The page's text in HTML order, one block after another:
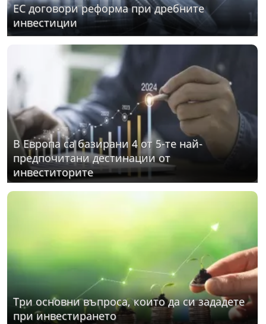
ЕС договори реформа при дребните
инвестиции
В Европа са базирани 4 от 5-те най-
предпочитани дестинации от
инвеститорите
Три основни въпроса, които да си зададете
при инвестирането